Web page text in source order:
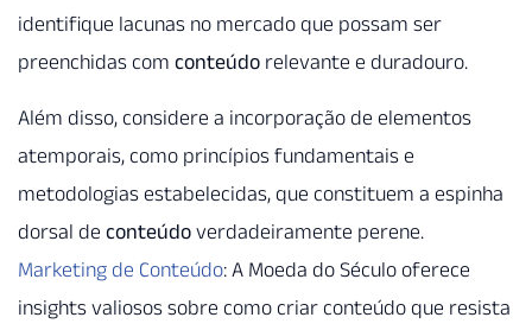
identifique lacunas no mercado que possam ser
preenchidas com conteúdo relevante e duradouro.
Além disso, considere a incorporação de elementos
atemporais, como princípios fundamentais e
metodologias estabelecidas, que constituem a espinha
dorsal de conteúdo verdadeiramente perene.
Marketing de Conteúdo: A Moeda do Século oferece
insights valiosos sobre como criar conteúdo que resista